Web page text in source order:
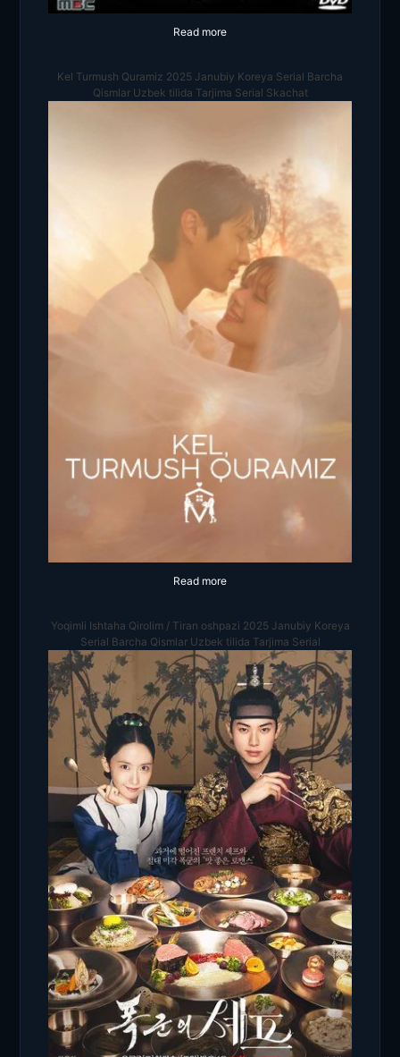
Read more
Kel Turmush Quramiz 2025 Janubiy Koreya Serial Barcha
Qismlar Uzbek tilida Tarjima Serial Skachat
Read more
Yoqimli Ishtaha Qirolim / Tiran oshpazi 2025 Janubiy Koreya
Serial Barcha Qismlar Uzbek tilida Tarjima Serial